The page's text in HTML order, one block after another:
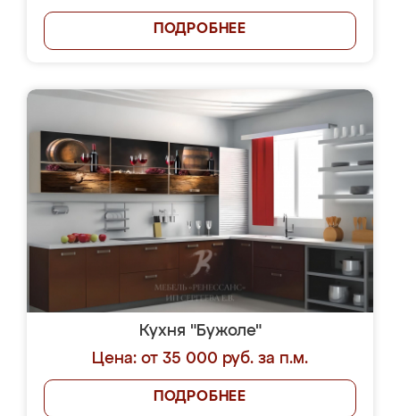
ПОДРОБНЕЕ
Кухня "Бужоле"
Цена: от 35 000 руб. за п.м.
ПОДРОБНЕЕ